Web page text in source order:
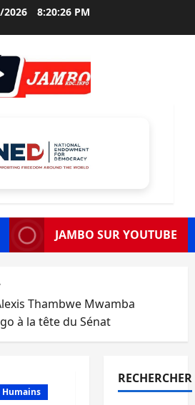
2026 8:20:28 PM
JAMBO SUR YOUTUBE
Thambwe Mwamba
à la tête du Sénat
Humains
RECHERCHER